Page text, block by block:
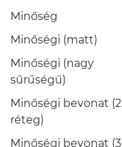
Minőség
Minőségi (matt)
Minőségi (nagy
sűrűségű)
Minőségi bevonat (2
réteg)
Minőségi bevonat (3